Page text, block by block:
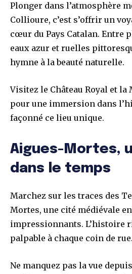
Plonger dans l’atmosphère
Collioure, c’est s’offrir un
cœur du Pays Catalan. Entre
eaux azur et ruelles
hymne à la beauté naturelle.
Visitez le Château Royal et la
pour une immersion dans
façonné ce lieu unique.
Aigues-Mortes,
dans le temps
Marchez sur les traces des
Mortes, une cité médiévale
impressionnants. L’histoire
palpable à chaque coin de rue.
Ne manquez pas la vue